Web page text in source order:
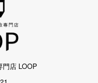
門店 LOOP